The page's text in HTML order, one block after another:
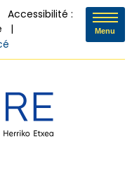
Accessibilité :
Menu